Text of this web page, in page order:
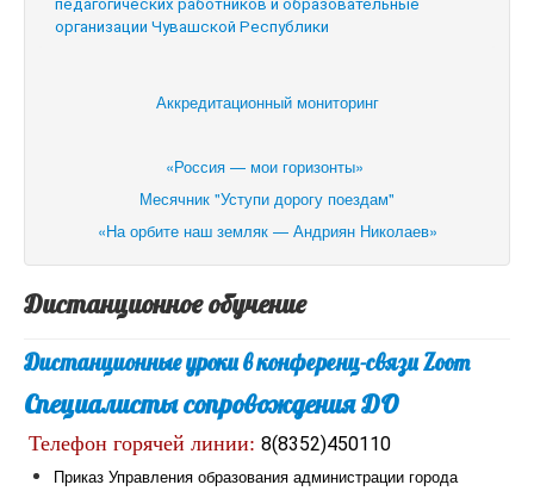
педагогических работников и образовательные
организации Чувашской Республики
Аккредитационный мониторинг
«Россия — мои горизонты»
Месячник "Уступи дорогу поездам"
«На орбите наш земляк — Андриян Николаев»
Дистанционное обучение
Дистанционные уроки в конференц-связи Zoom
Специалисты сопровождения ДО
Телефон горячей линии: 8(8352)450110
Приказ Управления образования администрации города